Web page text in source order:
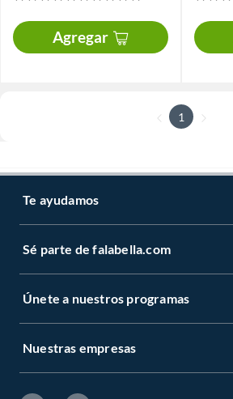
Agregar
1
Te ayudamos
Sé parte de falabella.com
Únete a nuestros programas
Nuestras empresas